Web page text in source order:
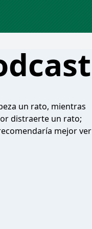
un rato, mientras
distraerte un rato;
mejor ver